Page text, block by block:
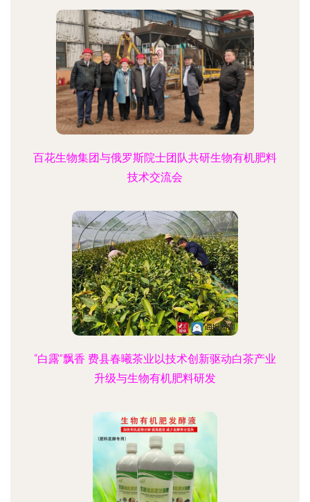
百花生物集团与俄罗斯院士团队共研生物有机肥料
技术交流会
“白露”飘香 费县春曦茶业以技术创新驱动白茶产业
升级与生物有机肥料研发